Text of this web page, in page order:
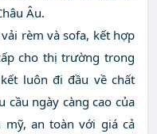
Âu.
rèm và sofa, kết hợp
cho thị trường trong
luôn đi đầu về chất
cầu ngày càng cao của
mỹ, an toàn với giá cả